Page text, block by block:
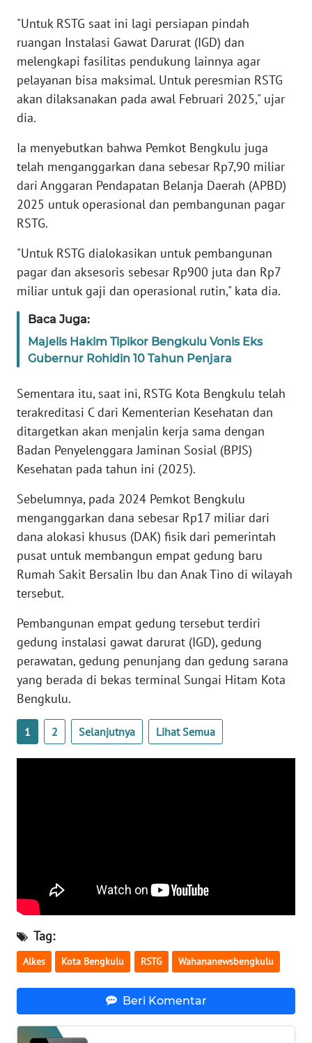
"Untuk RSTG saat ini lagi persiapan pindah
ruangan Instalasi Gawat Darurat (IGD) dan
melengkapi fasilitas pendukung lainnya agar
pelayanan bisa maksimal. Untuk peresmian RSTG
akan dilaksanakan pada awal Februari 2025," ujar
dia.
Ia menyebutkan bahwa Pemkot Bengkulu juga
telah menganggarkan dana sebesar Rp7,90 miliar
dari Anggaran Pendapatan Belanja Daerah (APBD)
2025 untuk operasional dan pembangunan pagar
RSTG.
"Untuk RSTG dialokasikan untuk pembangunan
pagar dan aksesoris sebesar Rp900 juta dan Rp7
miliar untuk gaji dan operasional rutin," kata dia.
Baca Juga:
Majelis Hakim Tipikor Bengkulu Vonis Eks
Gubernur Rohidin 10 Tahun Penjara
Sementara itu, saat ini, RSTG Kota Bengkulu telah
terakreditasi C dari Kementerian Kesehatan dan
ditargetkan akan menjalin kerja sama dengan
Badan Penyelenggara Jaminan Sosial (BPJS)
Kesehatan pada tahun ini (2025).
Sebelumnya, pada 2024 Pemkot Bengkulu
menganggarkan dana sebesar Rp17 miliar dari
dana alokasi khusus (DAK) fisik dari pemerintah
pusat untuk membangun empat gedung baru
Rumah Sakit Bersalin Ibu dan Anak Tino di wilayah
tersebut.
Pembangunan empat gedung tersebut terdiri
gedung instalasi gawat darurat (IGD), gedung
perawatan, gedung penunjang dan gedung sarana
yang berada di bekas terminal Sungai Hitam Kota
Bengkulu.
1 2 Selanjutnya Lihat Semua
Tag:
Alkes Kota Bengkulu RSTG Wahananewsbengkulu
Beri Komentar
WN
BANTEN
WN
WN
KEPRI
WN
WN
PAPUA
BARAT
WN
WN
JAMBI
WN
WN
NTB
WN
SULTENG
WN
SULBAR
WN
BABEL
WN
SUMBAR
WN
LAMPUNG
WN
JATENG
WN